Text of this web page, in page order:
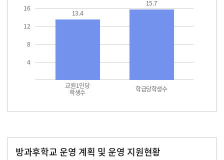
4
8
12
16
교원1인당
학생수 학급당학생수
13.4
15.7
방과후학교 운영 계획 및 운영 지원현황